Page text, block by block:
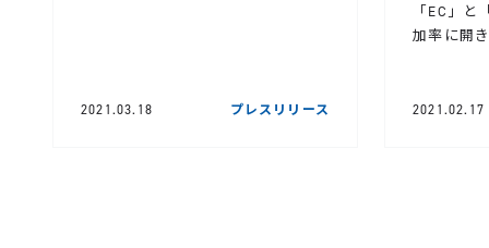
2021.03.18 プレスリリース
「EC」
加率に開
2021.02.17